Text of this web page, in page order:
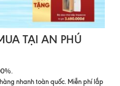
TẠI AN PHÚ
nhanh toàn quốc. Miễn phí lắp